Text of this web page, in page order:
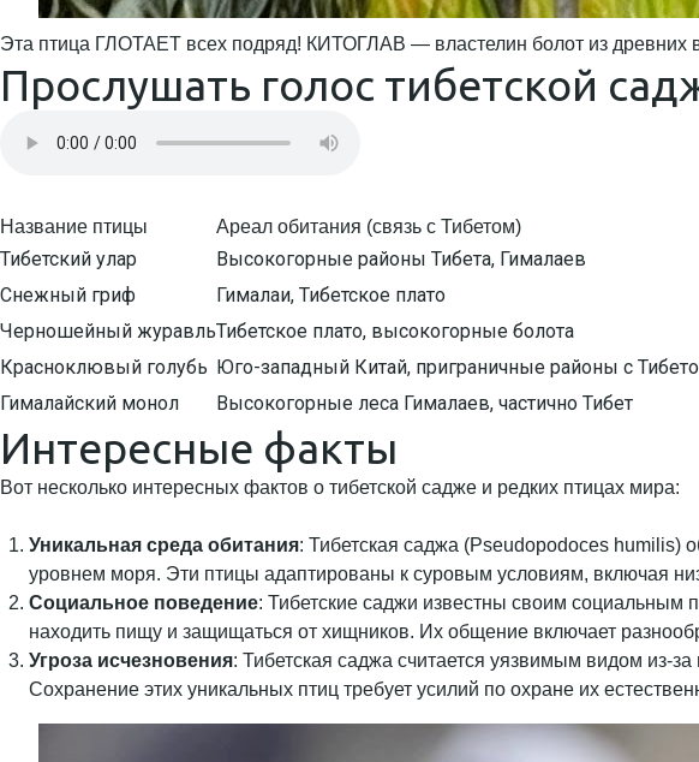
Эта птица ГЛОТАЕТ всех подряд! КИТОГЛАВ — властелин болот из древних
Прослушать голос тибетской
Название птицы Ареал обитания (связь с Тибетом)
Тибетский улар Высокогорные районы Тибета, Гималаев
Снежный гриф
Гималаи, Тибетское плато
Черношейный журавльТибетское плато, высокогорные болота
Красноклювый голубь Юго-западный Китай, приграничные районы с
Гималайский монол
Высокогорные леса Гималаев, частично Тибет
Интересные факты
Вот несколько интересных фактов о тибетской садже и редких птицах мира:
Уникальная среда обитания: Тибетская саджа (Pseudopodoces humilis)
уровнем моря. Эти птицы адаптированы к суровым условиям, включая
Социальное поведение: Тибетские саджи известны своим социальным
находить пищу и защищаться от хищников. Их общение включает
Угроза исчезновения: Тибетская саджа считается уязвимым видом из-
Сохранение этих уникальных птиц требует усилий по охране их